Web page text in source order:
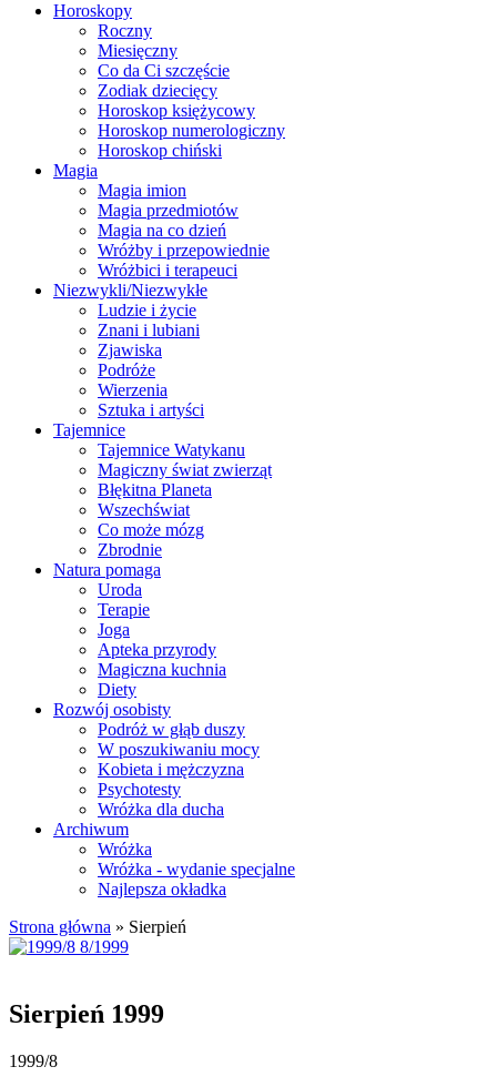
Horoskopy
Roczny
Miesięczny
Co da Ci szczęście
Zodiak dziecięcy
Horoskop księżycowy
Horoskop numerologiczny
Horoskop chiński
Magia
Magia imion
Magia przedmiotów
Magia na co dzień
Wróżby i przepowiednie
Wróżbici i terapeuci
Niezwykli/Niezwykłe
Ludzie i życie
Znani i lubiani
Zjawiska
Podróże
Wierzenia
Sztuka i artyści
Tajemnice
Tajemnice Watykanu
Magiczny świat zwierząt
Błękitna Planeta
Wszechświat
Co może mózg
Zbrodnie
Natura pomaga
Uroda
Terapie
Joga
Apteka przyrody
Magiczna kuchnia
Diety
Rozwój osobisty
Podróż w głąb duszy
W poszukiwaniu mocy
Kobieta i mężczyzna
Psychotesty
Wróżka dla ducha
Archiwum
Wróżka
Wróżka - wydanie specjalne
Najlepsza okładka
Strona główna » Sierpień
Sierpień 1999
1999/8